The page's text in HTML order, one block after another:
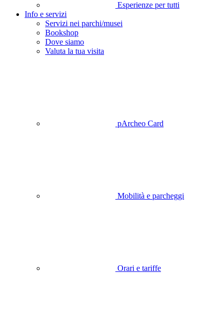
Esperienze per tutti
Info e servizi
Servizi nei parchi/musei
Bookshop
Dove siamo
Valuta la tua visita
pArcheo Card
Mobilità e parcheggi
Orari e tariffe